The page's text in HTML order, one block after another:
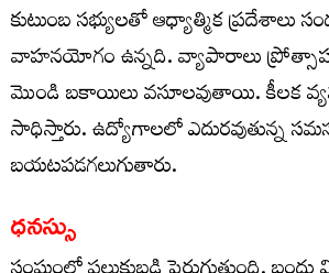
కుటుంబ సభ్యులతో ఆధ్యాత్మిక ప్రదేశాలు
వాహనయోగం ఉన్నది. వ్యాపారాలు
మొండి బకాయిలు వసూలవుతాయి. కీలక
సాధిస్తారు. ఉద్యోగాలలో ఎదురవుతున్న
బయటపడగలుగుతారు.
ధనస్సు